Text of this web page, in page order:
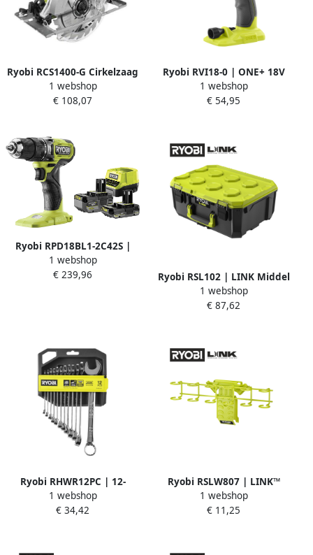
Ryobi RCS1400-G Cirkelzaag
1400W gift box
1 webshop
€ 108,07
Ryobi RVI18-0 | ONE+ 18V
accu Luchtpomp (excl.
accu) 5133006314
1 webshop
€ 54,95
Ryobi RPD18BL1-2C42S |
ONE+ 18V™ Brushless Accu
Klopboormachine (incl.
1 webshop
€ 239,96
Ryobi RSL102 | LINK Middel
grote gereedschapskist
5132006073
1 webshop
€ 87,62
Ryobi RHWR12PC | 12-
delige moersleutelset
5132006066
1 webshop
€ 34,42
Ryobi RSLW807 | LINK™
Schroevendraaier houder
B2B MOQ 1 stuk
1 webshop
€ 11,25